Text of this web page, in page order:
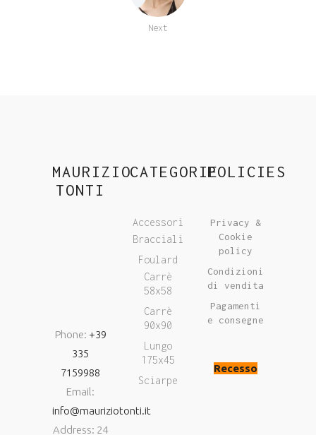
Next
MAURIZIO
TONTI
Phone: +39
335
7159988
Email:
info@mauriziotonti.it
Address: 24
CATEGORIE
Accessori
Bracciali
Foulard
Carrè
58x58
Carrè
90x90
Lungo
175x45
Sciarpe
POLICIES
Privacy &
Cookie
policy
Condizioni
di vendita
Pagamenti
e consegne
Recesso